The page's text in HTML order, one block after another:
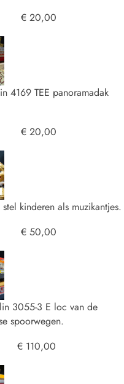
€ 20,00
4169 TEE panoramadak
€ 20,00
kinderen als muzikantjes.
€ 50,00
3055-3 E loc van de
spoorwegen.
€ 110,00